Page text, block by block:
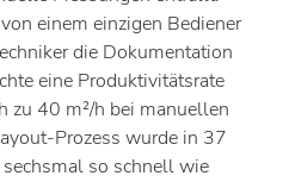
einem einzigen Bediener
die Dokumentation
eine Produktivitätsrate
zu 40 m²/h bei manuellen
Prozess wurde in 37
so schnell wie